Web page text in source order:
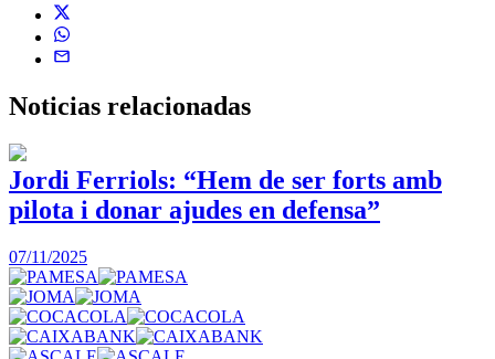
Noticias relacionadas
Jordi Ferriols: “Hem de ser forts amb
pilota i donar ajudes en defensa”
07/11/2025